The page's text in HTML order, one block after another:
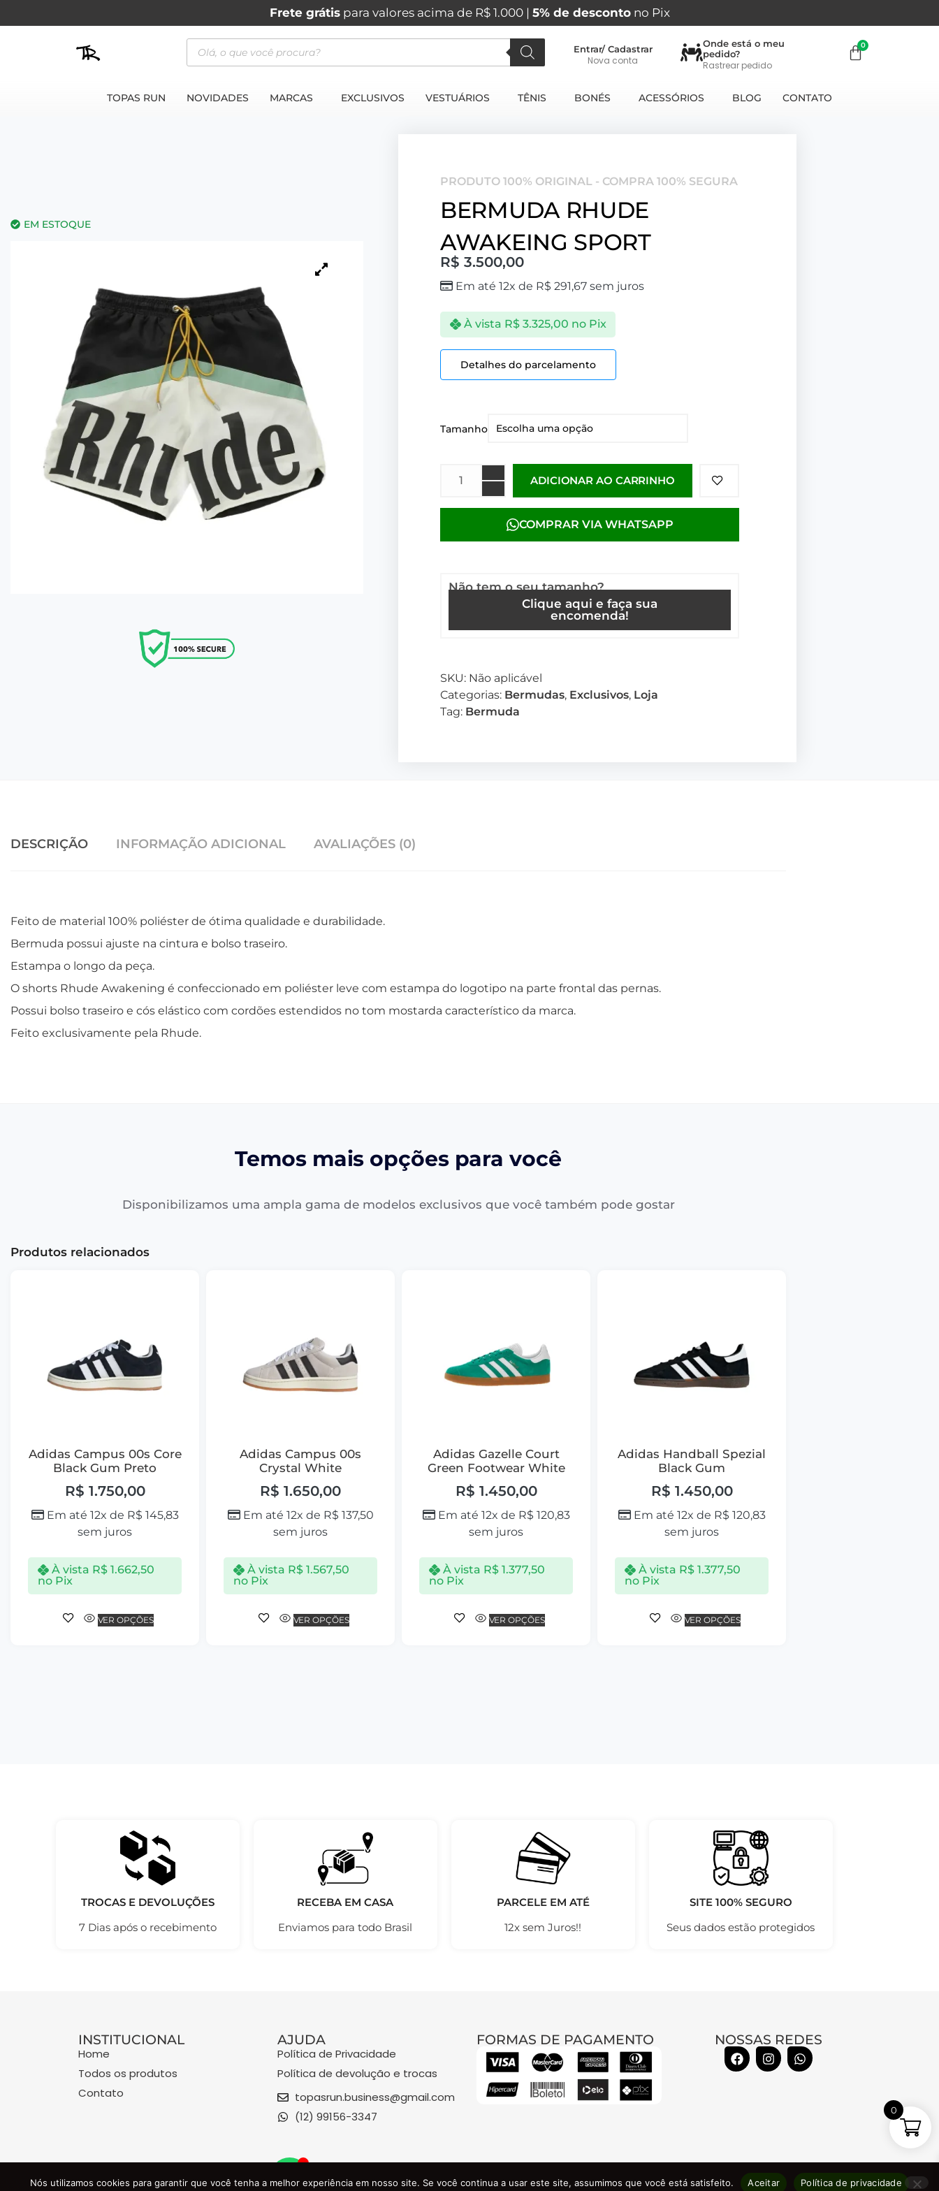
Frete grátispara valores acima de R$ 1.000 | 5% de descontono Pix
Entrar/ Cadastrar
Nova conta
Onde está o meu
pedido?
Rastrear pedido
TOPAS RUN NOVIDADES MARCAS EXCLUSIVOS VESTUÁRIOS TÊNIS BONÉS ACESSÓRIOS BLOG CONTATO
EM ESTOQUE
PRODUTO 100% ORIGINAL - COMPRA 100% SEGURA
BERMUDA RHUDE
AWAKEING SPORT
R$ 3.500,00
Em até 12x de R$ 291,67 sem juros
À vista R$3.325,00 no Pix
Detalhes do parcelamento
Tamanho
ADICIONAR AO CARRINHO
COMPRAR VIA WHATSAPP
Não tem o seu tamanho?
Clique aqui e faça sua
encomenda!
SKU: Não aplicável
Categorias: Bermudas, Exclusivos, Loja
Tag: Bermuda
DESCRIÇÃO INFORMAÇÃO ADICIONAL AVALIAÇÕES (0)
Feito de material 100% poliéster de ótima qualidade e durabilidade.
Bermuda possui ajuste na cintura e bolso traseiro.
Estampa o longo da peça.
O shorts Rhude Awakening é confeccionado em poliéster leve com estampa do logotipo na parte frontal das pernas.
Possui bolso traseiro e cós elástico com cordões estendidos no tom mostarda característico da marca.
Feito exclusivamente pela Rhude.
Temos mais opções para você
Disponibilizamos uma ampla gama de modelos exclusivos que você também pode gostar
Produtos relacionados
Adidas Campus 00s Core
Black Gum Preto
R$ 1.750,00
Em até 12x de R$ 145,83
sem juros
À vista R$1.662,50
no Pix
VER OPÇÕES
Adidas Campus 00s
Crystal White
R$ 1.650,00
Em até 12x de R$ 137,50
sem juros
À vista R$1.567,50
no Pix
VER OPÇÕES
Adidas Gazelle Court
Green Footwear White
R$ 1.450,00
Em até 12x de R$ 120,83
sem juros
À vista R$1.377,50
no Pix
VER OPÇÕES
Adidas Handball Spezial
Black Gum
R$ 1.450,00
Em até 12x de R$ 120,83
sem juros
À vista R$1.377,50
no Pix
VER OPÇÕES
TROCAS E DEVOLUÇÕES
7 Dias após o recebimento
RECEBA EM CASA
Enviamos para todo Brasil
PARCELE EM ATÉ
12x sem Juros!!
SITE 100% SEGURO
Seus dados estão protegidos
INSTITUCIONAL
Home
Todos os produtos
Contato
AJUDA
Política de Privacidade
Política de devolução e trocas
topasrun.business@gmail.com
(12) 99156-3347
FORMAS DE PAGAMENTO NOSSAS REDES
TOPAS RUN COMERCIO DE ROUPAS E ACESSORIOS LTDA - CNPJ: 48.841.301/0001-74
0
Nós utilizamos cookies para garantir que você tenha a melhor experiência em nosso site. Se você continua a usar este site, assumimos que você está satisfeito. Aceitar Política de privacidade